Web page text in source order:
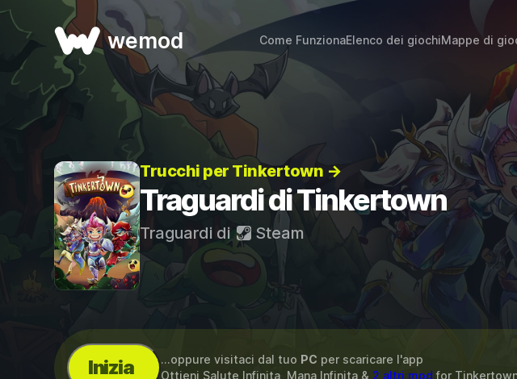
wemod Come FunzionaElenco dei giochiMappe di
Trucchi per Tinkertown →
Traguardi di Tinkertown
Traguardi di Steam
Inizia ...oppure visitaci dal tuo PC per scaricare l'app
Ottieni Salute Infinita, Mana Infinita & 2 altri mod for